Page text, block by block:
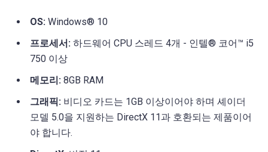
OS: Windows® 10
프로세서: 하드웨어 CPU 스레드 4개 - 인텔® 코어™ i5
750 이상
메모리: 8GB RAM
그래픽: 비디오 카드는 1GB 이상이어야 하며 셰이더
모델 5.0을 지원하는 DirectX 11과 호환되는 제품이어
야 합니다.